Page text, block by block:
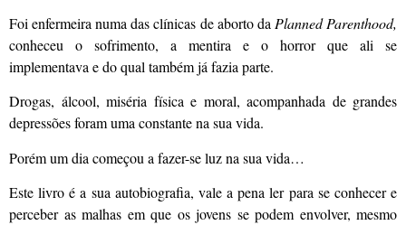
Foi enfermeira numa das clínicas de aborto da Planned Parenthood,
conheceu o sofrimento, a mentira e o horror que ali se
implementava e do qual também já fazia parte.
Drogas, álcool, miséria física e moral, acompanhada de grandes
depressões foram uma constante na sua vida.
Porém um dia começou a fazer-se luz na sua vida…
Este livro é a sua autobiografia, vale a pena ler para se conhecer e
perceber as malhas em que os jovens se podem envolver, mesmo